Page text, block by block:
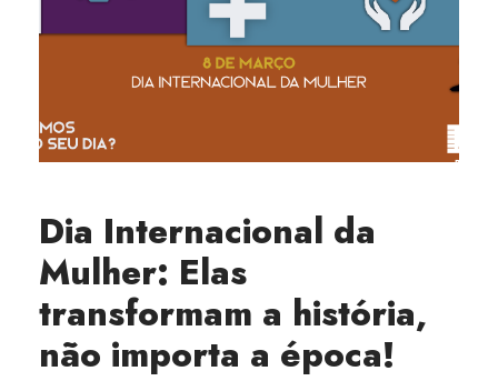
Dia Internacional da
Mulher: Elas
transformam a história,
não importa a época!